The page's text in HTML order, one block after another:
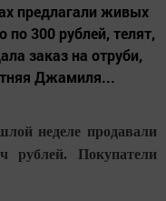
предлагали живых
по 300 рублей, телят,
заказ на отруби,
Джамиля...
неделе продавали
Покупатели